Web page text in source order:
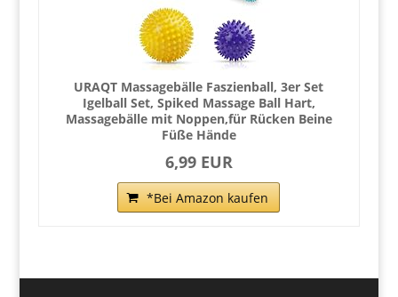
URAQT Massagebälle Faszienball, 3er Set
Igelball Set, Spiked Massage Ball Hart,
Massagebälle mit Noppen,für Rücken Beine
Füße Hände
6,99 EUR
*Bei Amazon kaufen